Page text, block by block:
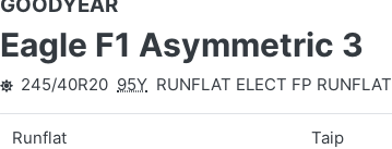
Eagle F1 Asymmetric 3
245/40R20 95Y RUNFLAT ELECT FP RUNFLAT
Runflat Taip